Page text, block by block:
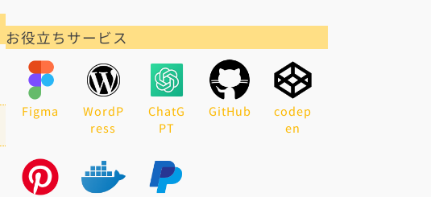
お役立ちサービス
Figma
WordP
ress
ChatG
PT
GitHub
codep
en